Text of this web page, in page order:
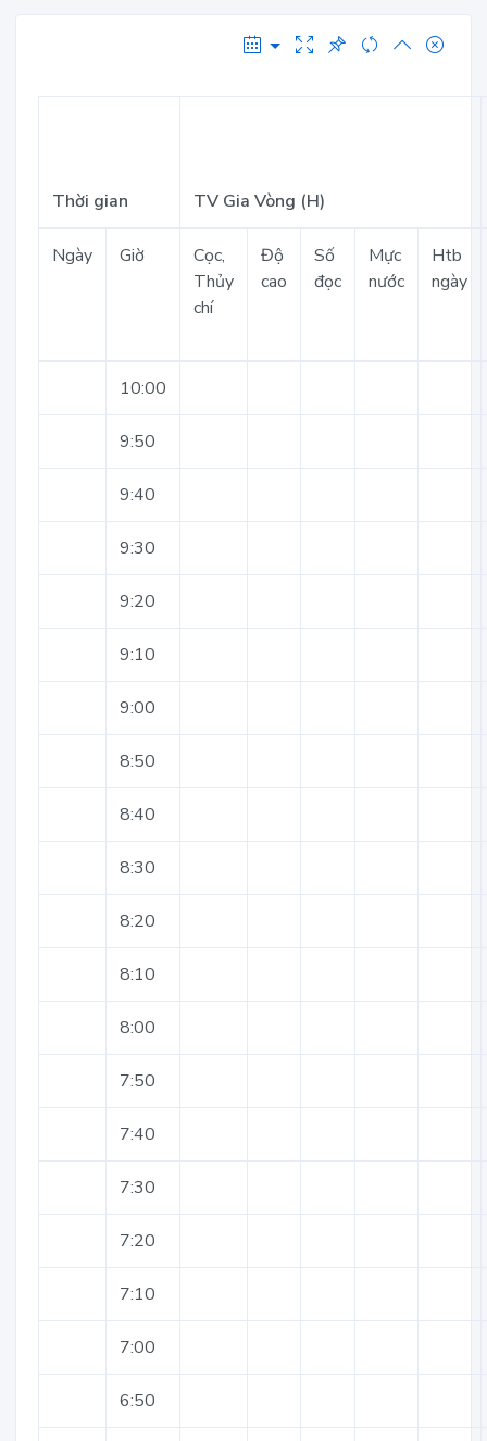
Thời gian TV Gia Vòng (H)
Ngày Giờ
Cọc,
Thủy
chí
Độ
cao
Số
đọc
Mực
nước
Htb
ngày
10:00
9:50
9:40
9:30
9:20
9:10
9:00
8:50
8:40
8:30
8:20
8:10
8:00
7:50
7:40
7:30
7:20
7:10
7:00
6:50